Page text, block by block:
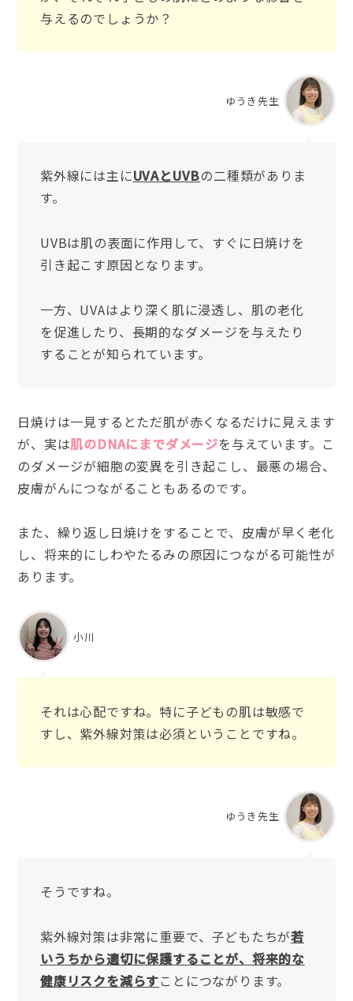
与えるのでしょうか？
ゆうき先生
紫外線には主にUVAとUVBの二種類がありま
す。
UVBは肌の表面に作用して、すぐに日焼けを
引き起こす原因となります。
一方、UVAはより深く肌に浸透し、肌の老化
を促進したり、長期的なダメージを与えたり
することが知られています。
日焼けは一見するとただ肌が赤くなるだけに見えます
が、実は肌のDNAにまでダメージを与えています。こ
のダメージが細胞の変異を引き起こし、最悪の場合、
皮膚がんにつながることもあるのです。
また、繰り返し日焼けをすることで、皮膚が早く老化
し、将来的にしわやたるみの原因につながる可能性が
あります。
小川
それは心配ですね。特に子どもの肌は敏感で
すし、紫外線対策は必須ということですね。
ゆうき先生
そうですね。
紫外線対策は非常に重要で、子どもたちが若
いうちから適切に保護することが、将来的な
健康リスクを減らすことにつながります。